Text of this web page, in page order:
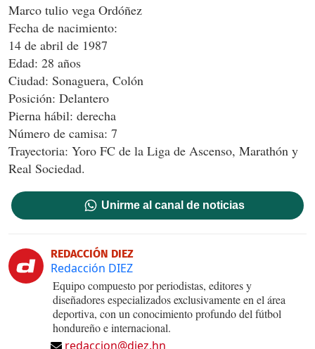
Marco tulio vega Ordóñez
Fecha de nacimiento:
14 de abril de 1987
Edad: 28 años
Ciudad: Sonaguera, Colón
Posición: Delantero
Pierna hábil: derecha
Número de camisa: 7
Trayectoria: Yoro FC de la Liga de Ascenso, Marathón y
Real Sociedad.
Unirme al canal de noticias
REDACCIÓN DIEZ
Redacción DIEZ
Equipo compuesto por periodistas, editores y
diseñadores especializados exclusivamente en el área
deportiva, con un conocimiento profundo del fútbol
hondureño e internacional.
redaccion@diez.hn